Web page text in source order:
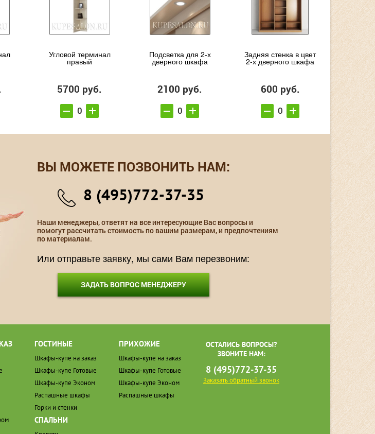
Угловой терминал
правый
5700 руб.
Подсветка для 2-х
дверного шкафа
2100 руб.
Задняя стенка в цвет
2-х дверного шкафа
600 руб.
ВЫ МОЖЕТЕ ПОЗВОНИТЬ НАМ:
8 (495)772-37-35
Наши менеджеры, ответят на все интересующие Вас вопросы и
помогут рассчитать стоимость по вашим размерам, и предпочтениям
по материалам.
Или отправьте заявку, мы сами Вам перезвоним:
ЗАДАТЬ ВОПРОС МЕНЕДЖЕРУ
ГОСТИНЫЕ
Шкафы-купе на заказ
Шкафы-купе Готовые
Шкафы-купе Эконом
Распашные шкафы
Горки и стенки
СПАЛЬНИ
ПРИХОЖИЕ
Шкафы-купе на заказ
Шкафы-купе Готовые
Шкафы-купе Эконом
Распашные шкафы
ОСТАЛИСЬ ВОПРОСЫ?
ЗВОНИТЕ НАМ:
8 (495)772-37-35
Заказать обратный звонок